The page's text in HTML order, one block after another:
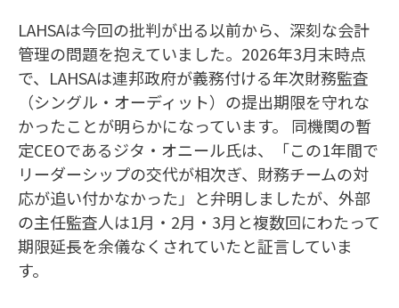
LAHSAは今回の批判が出る以前から、深刻な会計
管理の問題を抱えていました。2026年3月末時点
で、LAHSAは連邦政府が義務付ける年次財務監査
（シングル・オーディット）の提出期限を守れな
かったことが明らかになっています。 同機関の暫
定CEOであるジタ・オニール氏は、「この1年間で
リーダーシップの交代が相次ぎ、財務チームの対
応が追い付かなかった」と弁明しましたが、外部
の主任監査人は1月・2月・3月と複数回にわたって
期限延長を余儀なくされていたと証言していま
す。